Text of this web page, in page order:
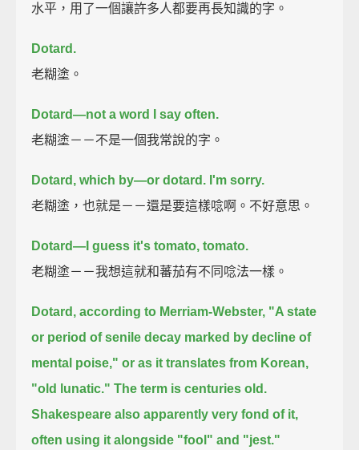
水平，用了一個讓許多人都要再長知識的字。
Dotard.
老糊塗。
Dotard—not a word I say often.
老糊塗－－不是一個我常說的字。
Dotard, which by—or dotard. I'm sorry.
老糊塗，也就是－－還是要這樣唸啊。不好意思。
Dotard—I guess it's tomato, tomato.
老糊塗－－我想這就和蕃茄有不同唸法一樣。
Dotard, according to Merriam-Webster, "A state
or period of senile decay marked by decline of
mental poise," or as it translates from Korean,
"old lunatic." The term is centuries old.
Shakespeare also apparently very fond of it,
often using it alongside "fool" and "jest."